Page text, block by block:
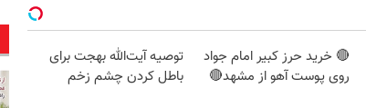
🔴 خرید حرز کبیر امام جواد
روی پوست آهو از مشهد🔴
توصیه آیت‌الله بهجت برای
باطل کردن چشم زخم